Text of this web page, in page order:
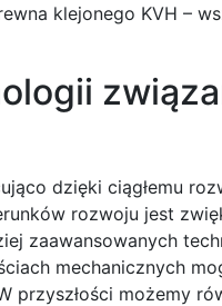
klejonego KVH –
dzięki ciągłemu
rozwoju jest
zaawansowanych
mechanicznych
przyszłości możemy